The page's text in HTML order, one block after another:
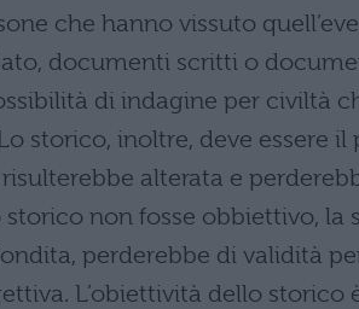
che hanno vissuto
documenti scritti o
di indagine per civiltà
storico, inoltre, deve essere
alterata e
non fosse obbiettivo, la
perderebbe di validità
L’obiettività dello storico